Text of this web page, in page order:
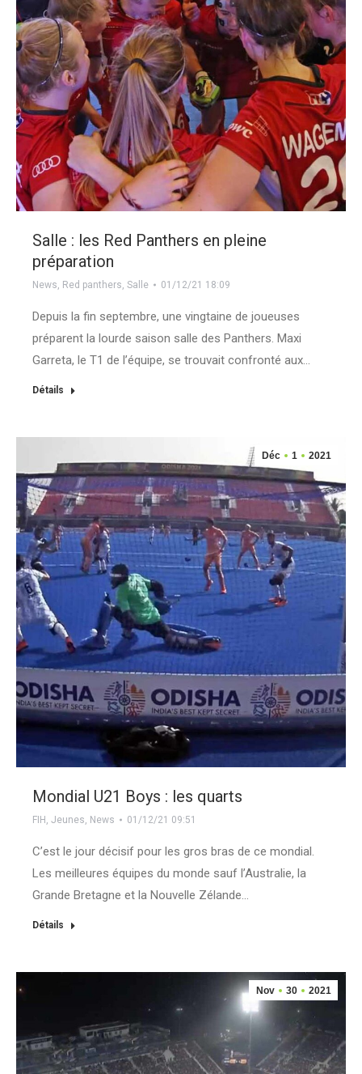
Salle : les Red Panthers en pleine
préparation
News, Red panthers, Salle 01/12/21 18:09
Depuis la fin septembre, une vingtaine de joueuses
préparent la lourde saison salle des Panthers. Maxi
Garreta, le T1 de l’équipe, se trouvait confronté aux…
Détails
Déc 1 2021
Mondial U21 Boys : les quarts
FIH , Jeunes, News 01/12/21 09:51
C’est le jour décisif pour les gros bras de ce mondial.
Les meilleures équipes du monde sauf l’Australie, la
Grande Bretagne et la Nouvelle Zélande…
Détails
Nov 30 2021